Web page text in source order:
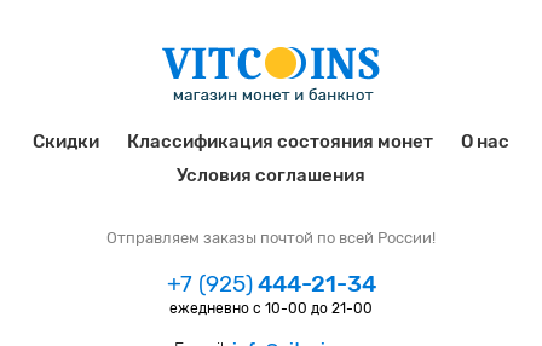
Скидки Классификация состояния монет
О нас
Условия соглашения
Отправляем заказы почтой по всей России!
+7 (925)444-21-34
ежедневно с 10-00 до 21-00